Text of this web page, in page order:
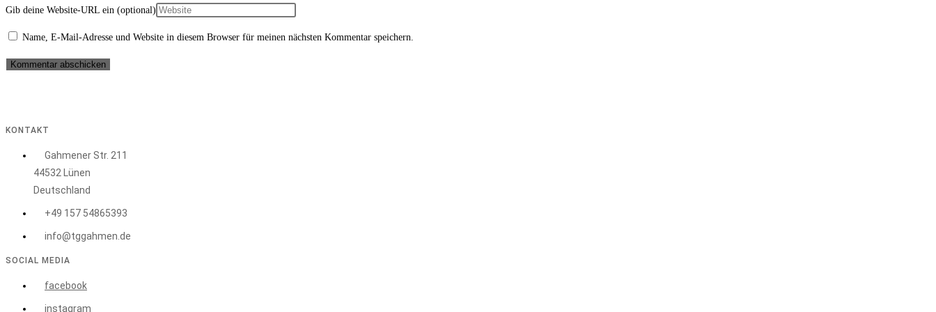
Gib deine Website-URL ein (optional)
Name, E-Mail-Adresse und Website in diesem Browser für meinen nächsten Kommentar speichern.
KONTAKT
Gahmener Str. 211
44532 Lünen
Deutschland
+49 157 54865393
info@tggahmen.de
SOCIAL MEDIA
facebook
instagram